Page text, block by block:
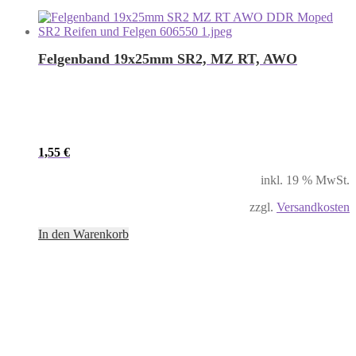
Felgenband 19x25mm SR2, MZ RT, AWO
1,55 €
inkl. 19 % MwSt.
zzgl. Versandkosten
In den Warenkorb